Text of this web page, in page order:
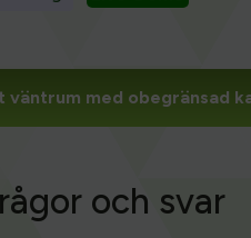
väntrum med obegränsad
och svar